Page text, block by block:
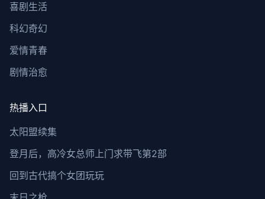
喜剧生活
科幻奇幻
爱情青春
剧情治愈
热播入口
太阳盟续集
登月后，高冷女总师上门求带飞第2部
回到古代搞个女团玩玩